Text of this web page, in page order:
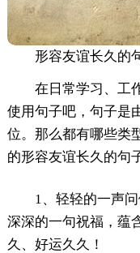
形容友谊长久的
在日常学习、工
使用句子吧，句子是
位。那么都有哪些类
的形容友谊长久的句
1、轻轻的一声
深深的一句祝福，蕴
久、好运久久！